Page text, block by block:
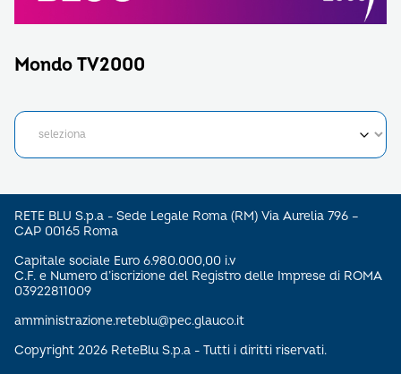
Mondo TV2000
RETE BLU S.p.a - Sede Legale Roma (RM) Via Aurelia 796 –
CAP 00165 Roma
Capitale sociale Euro 6.980.000,00 i.v
C.F. e Numero d’iscrizione del Registro delle Imprese di ROMA
03922811009
amministrazione.reteblu@pec.glauco.it
Copyright 2026 ReteBlu S.p.a - Tutti i diritti riservati.